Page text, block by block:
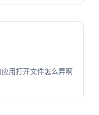
用打开文件怎么弄啊